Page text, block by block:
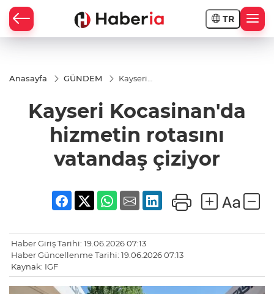
TR
Anasayfa GÜNDEM
Kayseri
rotasını
vatandaş
çiziyor
Kayseri Kocasinan'da
hizmetin rotasını
vatandaş çiziyor
Haber Giriş Tarihi: 19.06.2026 07:13
Haber Güncellenme Tarihi: 19.06.2026 07:13
Kaynak: IGF